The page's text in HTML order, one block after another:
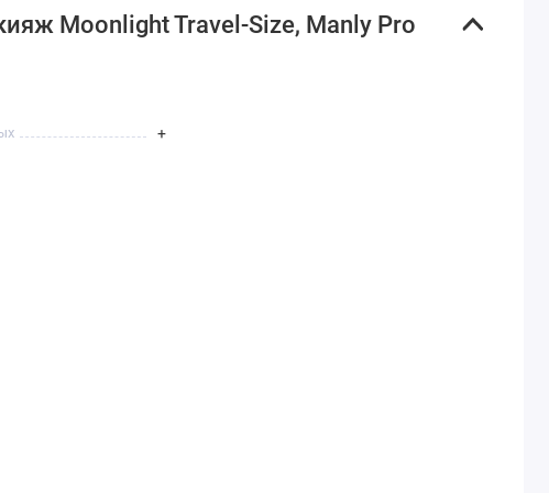
Moonlight Travel-Size, Manly Pro
+